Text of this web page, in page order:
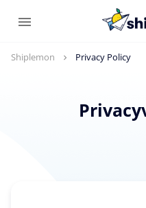
Shiplemon Privacy Policy